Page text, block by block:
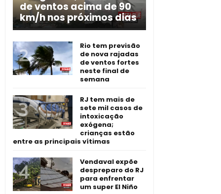
de ventos acima de 90
km/h nos próximos dias
Rio tem previsão
de nova rajadas
de ventos fortes
neste final de
semana
RJ tem mais de
sete mil casos de
intoxicação
exógena;
crianças estão
entre as principais vítimas
Vendaval expõe
despreparo do RJ
para enfrentar
um super El Niño